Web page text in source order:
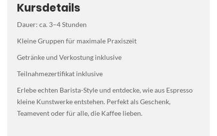
Kursdetails
Dauer: ca. 3–4 Stunden
Kleine Gruppen für maximale Praxiszeit
Getränke und Verkostung inklusive
Teilnahmezertifikat inklusive
Erlebe echten Barista-Style und entdecke, wie aus Espresso
kleine Kunstwerke entstehen. Perfekt als Geschenk,
Teamevent oder für alle, die Kaffee lieben.